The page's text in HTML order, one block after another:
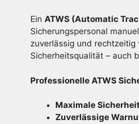
Ein ATWS (Automatic
Sicherungspersonal
zuverlässig und
Sicherheitsqualität – auch
Professionelle ATWS
Maximale Sicherheit
Zuverlässige